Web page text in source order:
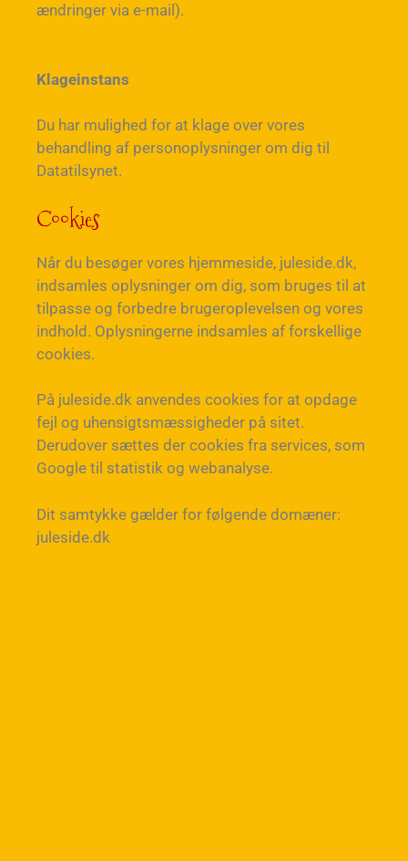
ændringer via e-mail).
Klageinstans
Du har mulighed for at klage over vores
behandling af personoplysninger om dig til
Datatilsynet.
Cookies
Når du besøger vores hjemmeside, juleside.dk,
indsamles oplysninger om dig, som bruges til at
tilpasse og forbedre brugeroplevelsen og vores
indhold. Oplysningerne indsamles af forskellige
cookies.
På juleside.dk anvendes cookies for at opdage
fejl og uhensigtsmæssigheder på sitet.
Derudover sættes der cookies fra services, som
Google til statistik og webanalyse.
Dit samtykke gælder for følgende domæner:
juleside.dk